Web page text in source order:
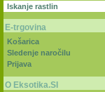
Iskanje rastlin
E-trgovina
Košarica
Sledenje naročilu
Prijava
O Eksotika.SI